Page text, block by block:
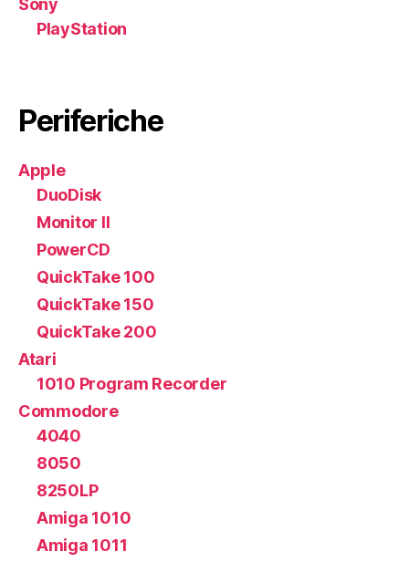
Sony
PlayStation
Periferiche
Apple
DuoDisk
Monitor II
PowerCD
QuickTake 100
QuickTake 150
QuickTake 200
Atari
1010 Program Recorder
Commodore
4040
8050
8250LP
Amiga 1010
Amiga 1011